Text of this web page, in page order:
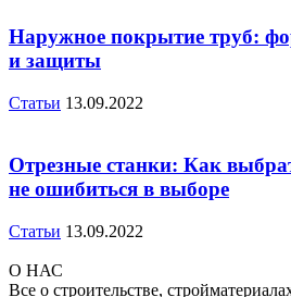
Наружное покрытие труб:
и защиты
Статьи 13.09.2022
Отрезные станки: Как
не ошибиться в выборе
Статьи 13.09.2022
О НАС
Все о строительстве,